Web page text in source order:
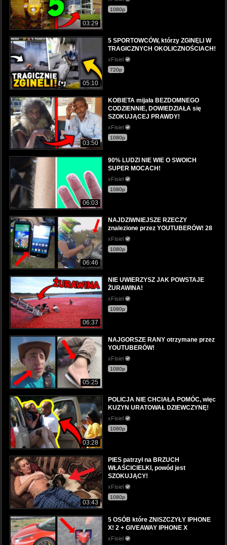
03:29
1080p
05:10
5 SPORTOWCÓW, którzy ZGINĘLI W
TRAGICZNYCH OKOLICZNOŚCIACH!
xFisiel
720p
03:50
KOBIETA mijała BEZDOMNEGO
CODZIENNIE, DOWIEDZIAŁA się
SZOKUJĄCEJ PRAWDY!
xFisiel
1080p
06:03
90% LUDZI NIE WIE O SWOICH
SUPER MOCACH!
xFisiel
1080p
06:46
NAJDZIWNIEJSZE RZECZY
znalezione przez YOUTUBERÓW! 28
xFisiel
1080p
06:37
NIE UWIERZYSZ JAK POWSTAJE
ŻURAWINA!
xFisiel
1080p
05:25
NAJGORSZE RANY otrzymane przez
YOUTUBERÓW!
xFisiel
1080p
03:28
POLICJA NIE CHCIAŁA POMÓC, więc
KUZYN URATOWAŁ DZIEWCZYNĘ!
xFisiel
1080p
03:43
PIES patrzył na BRZUCH
WŁAŚCICIELKI, powód jest
SZOKUJĄCY!
xFisiel
1080p
5 OSÓB które ZNISZCZYŁY IPHONE
X! 2 + GIVEAWAY IPHONE X
xFisiel